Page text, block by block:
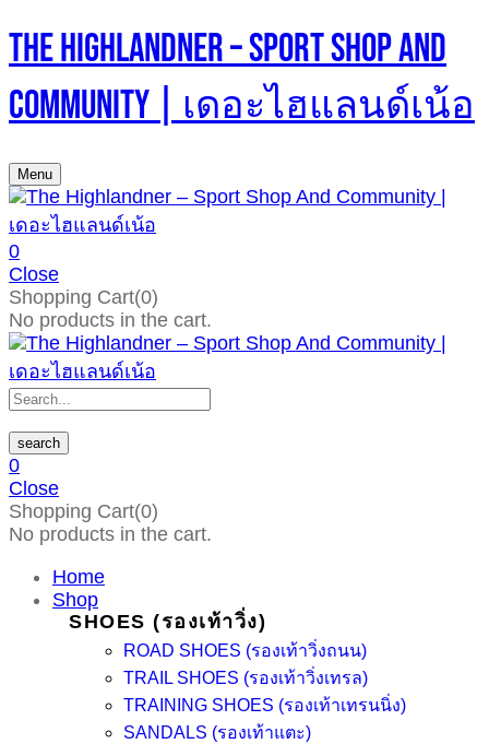
The Highlandner – Sport Shop And
Community | เดอะไฮแลนด์เน้อ
Menu
0
Close
Shopping Cart(0)
No products in the cart.
search
0
Close
Shopping Cart(0)
No products in the cart.
Home
Shop
SHOES (รองเท้าวิ่ง)
ROAD SHOES (รองเท้าวิ่งถนน)
TRAIL SHOES (รองเท้าวิ่งเทรล)
TRAINING SHOES (รองเท้าเทรนนิ่ง)
SANDALS (รองเท้าแตะ)